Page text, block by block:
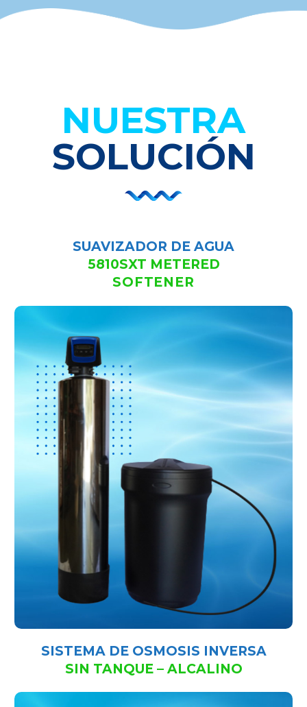
NUESTRA
SOLUCIÓN
SUAVIZADOR DE AGUA
5810SXT METERED
SOFTENER
SISTEMA DE OSMOSIS INVERSA
SIN TANQUE – ALCALINO